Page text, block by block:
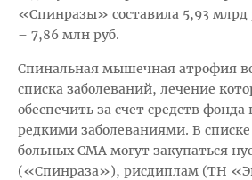
«Спинразы» составила 5,93 млрд
– 7,86 млн руб.
Спинальная мышечная атрофия
списка заболеваний, лечение
обеспечить за счет средств
редкими заболеваниями. В списке
больных СМА могут закупаться
(«Спинраза»), рисдиплам (ТН